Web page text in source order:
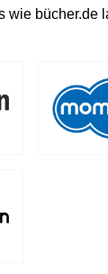
wie bücher.de